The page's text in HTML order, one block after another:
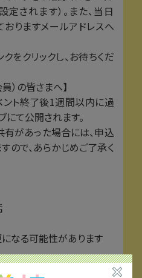
されます）。また、当日
りますメールアドレスへ
をクリックし、お待ちくだ
）の皆さまへ】
ント終了後1週間以内に過
にて公開されます。
があった場合には、申込
ので、あらかじめご了承く
なる可能性があります